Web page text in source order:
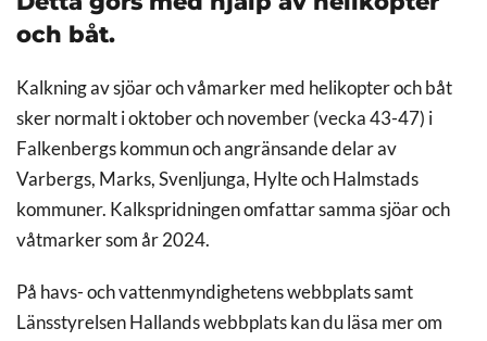
och båt.
Kalkning av sjöar och våmarker med helikopter och båt
sker normalt i oktober och november (vecka 43-47) i
Falkenbergs kommun och angränsande delar av
Varbergs, Marks, Svenljunga, Hylte och Halmstads
kommuner. Kalkspridningen omfattar samma sjöar och
våtmarker som år 2024.
På havs- och vattenmyndighetens webbplats samt
Länsstyrelsen Hallands webbplats kan du läsa mer om